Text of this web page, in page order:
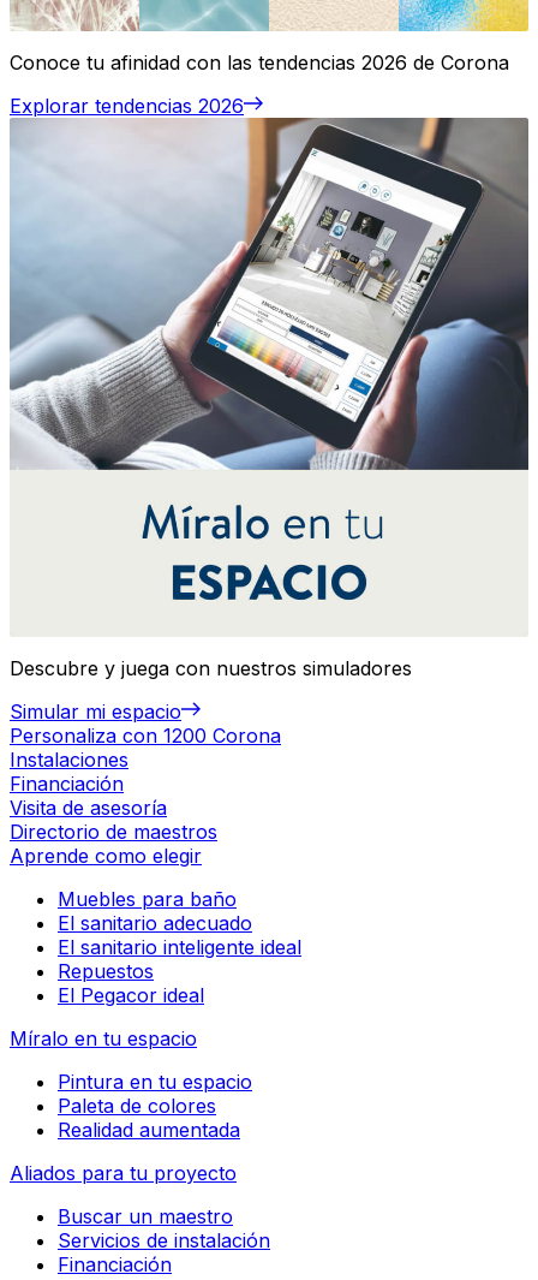
Conoce tu afinidad con las tendencias 2026 de Corona
Explorar tendencias 2026
Descubre y juega con nuestros simuladores
Simular mi espacio
Personaliza con 1200 Corona
Instalaciones
Financiación
Visita de asesoría
Directorio de maestros
Aprende como elegir
Muebles para baño
El sanitario adecuado
El sanitario inteligente ideal
Repuestos
El Pegacor ideal
Míralo en tu espacio
Pintura en tu espacio
Paleta de colores
Realidad aumentada
Aliados para tu proyecto
Buscar un maestro
Servicios de instalación
Financiación